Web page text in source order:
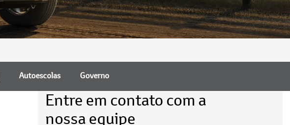
Autoescolas Governo
Entre em contato com a
nossa equipe